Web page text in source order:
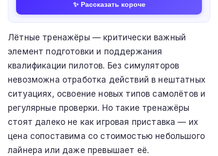
✨ Рассказать короче
Лётные тренажёры — критически важный
элемент подготовки и поддержания
квалификации пилотов. Без симуляторов
невозможна отработка действий в нештатных
ситуациях, освоение новых типов самолётов и
регулярные проверки. Но такие тренажёры
стоят далеко не как игровая приставка — их
цена сопоставима со стоимостью небольшого
лайнера или даже превышает её.